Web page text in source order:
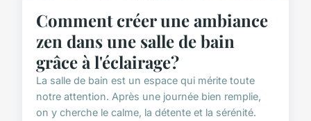
Comment créer une ambiance
zen dans une salle de bain
grâce à l'éclairage?
La salle de bain est un espace qui mérite toute
notre attention. Après une journée bien remplie,
on y cherche le calme, la détente et la sérénité.